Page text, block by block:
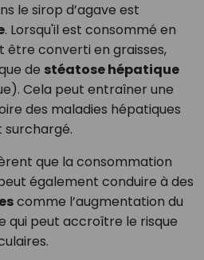
le sirop d’agave est
. Lorsqu'il est consommé en
être converti en graisses,
de stéatose hépatique
Cela peut entraîner une
des maladies hépatiques
surchargé.
que la consommation
également conduire à des
comme l’augmentation du
qui peut accroître le risque